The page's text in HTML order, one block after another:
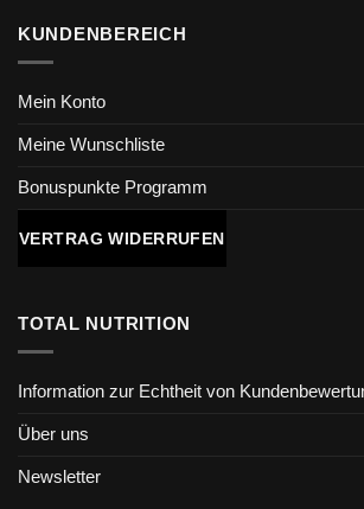
KUNDENBEREICH
Mein Konto
Meine Wunschliste
Bonuspunkte Programm
VERTRAG WIDERRUFEN
TOTAL NUTRITION
Information zur Echtheit von
Über uns
Newsletter